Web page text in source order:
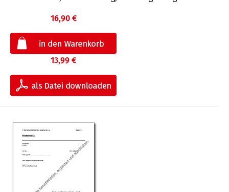
16,90 €
13,99 €